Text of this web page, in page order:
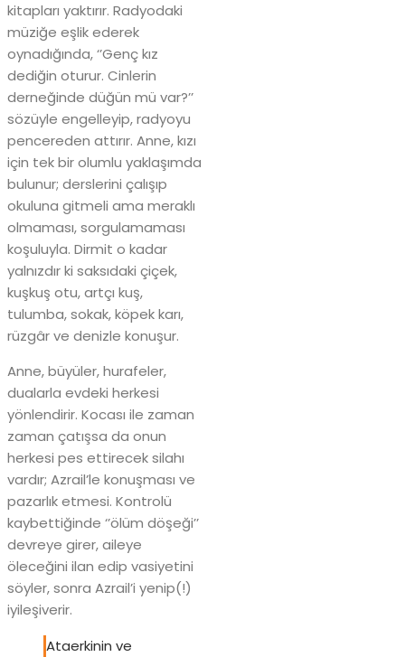
kitapları yaktırır. Radyodaki
müziğe eşlik ederek
oynadığında, ‘’Genç kız
dediğin oturur. Cinlerin
derneğinde düğün mü var?’’
sözüyle engelleyip, radyoyu
pencereden attırır. Anne, kızı
için tek bir olumlu yaklaşımda
bulunur; derslerini çalışıp
okuluna gitmeli ama meraklı
olmaması, sorgulamaması
koşuluyla. Dirmit o kadar
yalnızdır ki saksıdaki çiçek,
kuşkuş otu, artçı kuş,
tulumba, sokak, köpek karı,
rüzgâr ve denizle konuşur.
Anne, büyüler, hurafeler,
dualarla evdeki herkesi
yönlendirir. Kocası ile zaman
zaman çatışsa da onun
herkesi pes ettirecek silahı
vardır; Azrail’le konuşması ve
pazarlık etmesi. Kontrolü
kaybettiğinde ‘’ölüm döşeği’’
devreye girer, aileye
öleceğini ilan edip vasiyetini
söyler, sonra Azrail’i yenip(!)
iyileşiverir.
Ataerkinin ve